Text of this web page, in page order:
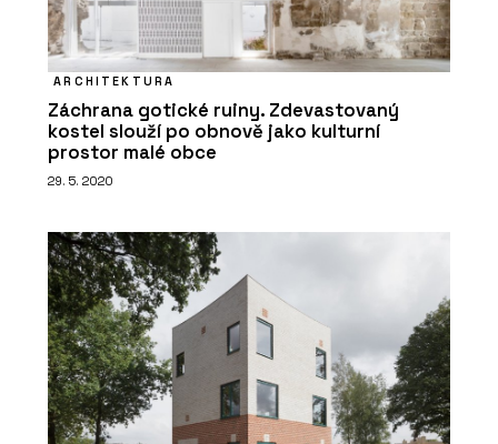
ARCHITEKTURA
Záchrana gotické ruiny. Zdevastovaný
kostel slouží po obnově jako kulturní
prostor malé obce
29. 5. 2020